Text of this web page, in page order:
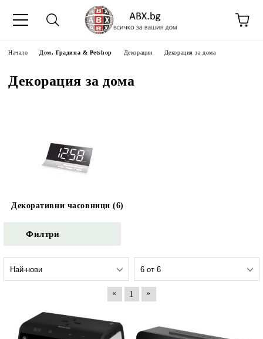
Начало Дом, Градина & Petshop Декорации Декорация за дома
Декорация за дома
Декоративни часовници (6)
Филтри
« 1 »